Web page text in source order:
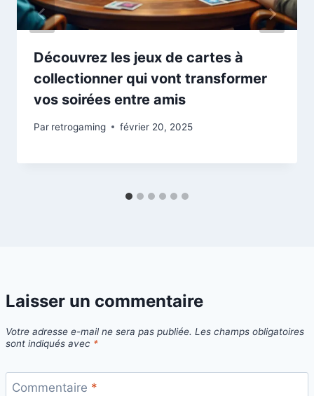
Découvrez les jeux de cartes à
collectionner qui vont transformer
vos soirées entre amis
Par retrogaming février 20, 2025
Laisser un commentaire
Votre adresse e-mail ne sera pas publiée. Les champs obligatoires
sont indiqués avec *
Commentaire *